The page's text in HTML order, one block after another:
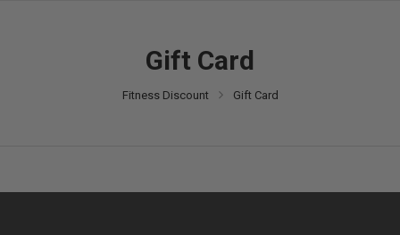
Gift Card
Fitness Discount Gift Card